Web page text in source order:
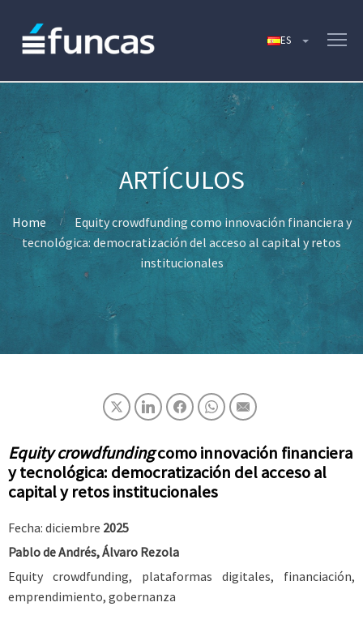
Home
Equity crowdfunding como innovación financiera y
tecnológica: democratización del acceso al capital y retos
institucionales
Equity crowdfundingcomo innovación financiera
y tecnológica: democratización del acceso al
capital y retos institucionales
Fecha: diciembre 2025
Pablo de Andrés, Álvaro Rezola
Equity crowdfunding, plataformas digitales, financiación,
emprendimiento, gobernanza